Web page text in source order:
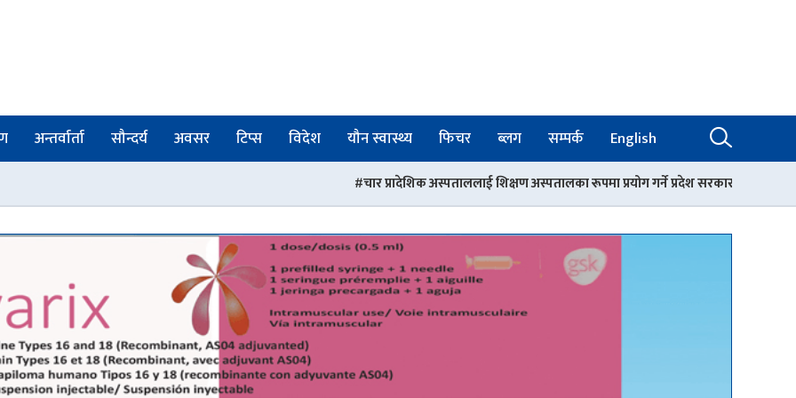
अन्तर्वार्ता सौन्दर्य अवसर टिप्स विदेश यौन स्वास्थ्य फिचर ब्लग सम्पर्क English
चार प्रादेशिक अस्पताललाई शिक्षण अस्पतालका रूपमा प्रयोग गर्ने प्रदेश सरकारको निर्णय बिपी कोइराला